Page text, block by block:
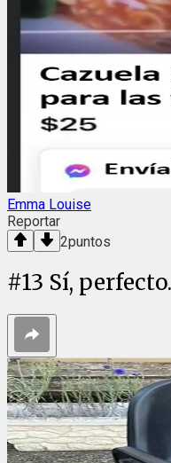
Emma Louise
Reportar
2puntos
#13 Sí,